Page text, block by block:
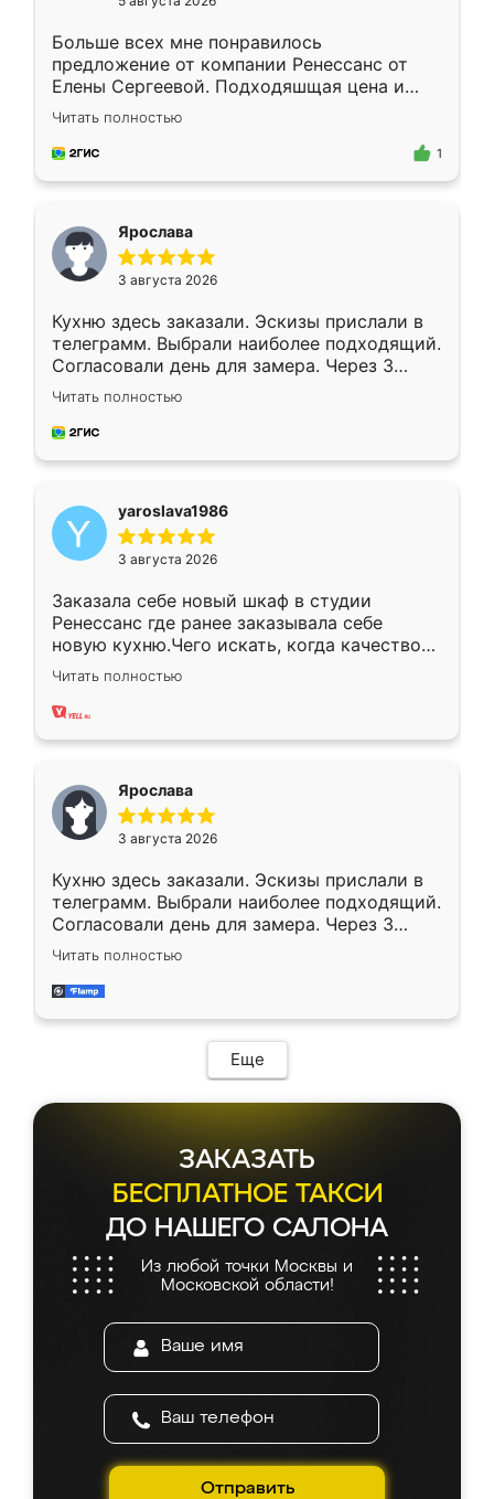
Больше всех мне понравилось
предложение от компании Ренессанс от
Елены Сергеевой. Подходяшщая цена и
короткие сроки изготовления. Приехавший
для замера сотрудник Владислав
предложил по моему эскизу самый
Читать полностью
1
Ярослава
3 августа 2026
Кухню здесь заказали. Эскизы прислали в
телеграмм. Выбрали наиболее подходящий.
Согласовали день для замера. Через 3
недели кухня была уже готова. Остались
довольны работой. Спасибо Ренессанс
мебель за качественную работу!
Читать полностью
yaroslava1986
3 августа 2026
Заказала себе новый шкаф в студии
Ренессанс где ранее заказывала себе
новую кухню.Чего искать, когда качеством
вполне довольна. Служит кухня уже почти
два года, нареканий нет.
Читать полностью
Ярослава
3 августа 2026
Кухню здесь заказали. Эскизы прислали в
телеграмм. Выбрали наиболее подходящий.
Согласовали день для замера. Через 3
недели кухня была уже готова. Остались
довольны работой. Спасибо Ренессанс
мебель за качественную работу!
Читать полностью
Еще
ЗАКАЗАТЬ
БЕСПЛАТНОЕ ТАКСИ
ДО НАШЕГО САЛОНА
Из любой точки Москвы и
Московской области!
Отправить